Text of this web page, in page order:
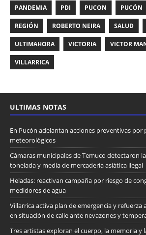
PANDEMIA PDI PUCON PUCÓN
REGIÓN ROBERTO NEIRA SALUD
ULTIMAHORA VICTORIA VICTOR
VILLARRICA
ULTIMAS NOTAS
En Pucón adelantan acciones preventivas
meteorológicos
Cámaras municipales de Temuco detectaron
tonelada y media de mercadería asiática ilegal
Heladas: reactivan campaña por riesgo de
medidores de agua
Villarrica activa plan de emergencia y refuerza
en situación de calle ante nevazones y
Tres artistas exploran el cuerpo, la memoria y